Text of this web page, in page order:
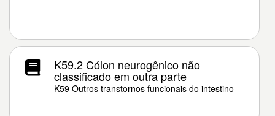
K59.2 Cólon neurogênico não
classificado em outra parte
K59 Outros transtornos funcionais do intestino